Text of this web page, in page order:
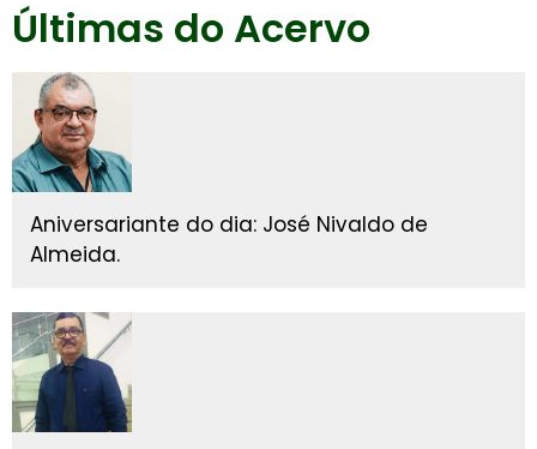
Últimas do Acervo
Aniversariante do dia: José Nivaldo de
Almeida.